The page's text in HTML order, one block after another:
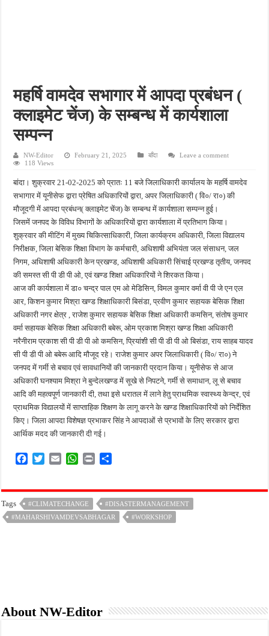
मनगढ़ दर्शन को जा रहे श्रद्धालुओं से भरी पिकअप पेड़ से टकराकर पलटी, 29 घायल सात घायलों
महर्षि वामदेव सभागार में आपदा प्रबंधन (
क्लाइमेट चेंज) के सम्बन्ध में कार्यशाला
सम्पन्न
NW-Editor February 21, 2025 बाँदा
Leave a comment
118 Views
बांदा। शुक्रवार 21-02-2025 को प्रातः 11 बजे जिलाधिकारी कार्यालय के महर्षि वामदेव
सभागार में यूनीसेफ द्वारा प्रेषित अधिकारियों द्वारा, अपर जिलाधिकारी ( वि०/ रा०) की
मौजूदगी में आपदा प्रबंधन( क्लाइमेट चेंज) के सम्बन्ध में कार्यशाला सम्पन्न हुई।
जिसमें जनपद के विविध विभागों के अधिकारियों द्वारा कार्यशाला में प्रतिभाग किया।
शुक्रवार की मीटिंग में मुख्य चिकित्साधिकारी, जिला कार्यक्रम अधिकारी, जिला विद्यालय
निरीक्षक, जिला बेसिक शिक्षा विभाग के कर्मचारी, अधिशाषी अभियंता जल संसाधन, जल
निगम, अधिशाषी अधिकारी केन प्रखण्ड, अधिशाषी अधिकारी सिंचाई प्रखण्ड तृतीय, जनपद
की समस्त सी पी डी पी ओ, एवं खण्ड शिक्षा अधिकारियों ने शिरकत किया।
आज की कार्यशाला में डा० चन्द्र पाल एम ओ मेडिसिन, विमल कुमार वर्मा वी पी जे एन एल
आर, किशन कुमार मिश्रा खण्ड शिक्षाधिकारी बिसंडा, प्रवीण कुमार सहायक बेसिक शिक्षा
अधिकारी नगर क्षेत्र , राजेश कुमार सहायक बेसिक शिक्षा अधिकारी कमसिन, संतोष कुमार
वर्मा सहायक बेसिक शिक्षा अधिकारी बबेरू, ओम प्रकाश मिश्रा खण्ड शिक्षा अधिकारी
नरैनीराम प्रकाश सी पी डी पी ओ कमसिन, प्रियांशी सी पी डी पी ओ बिसंडा, राय साहब यादव
सी पी डी पी ओ बबेरू आदि मौजूद रहे। राजेश कुमार अपर जिलाधिकारी ( वि०/ रा०) ने
जनपद में गर्मी से बचाव एवं सावधानियों की जानकारी प्रदान किया। यूनीसेफ से आज
अधिकारी घनश्याम मिश्रा ने बुन्देलखण्ड में सूखे से निपटने, गर्मी से समाधान, लू से बचाव
आदि की महत्वपूर्ण जानकारी दी, तथा इसे धरातल में लाने हेतु प्राथमिक स्वास्थ्य केन्द्र, एवं
प्राथमिक विद्यालयों में साप्ताहिक शिक्षण के लागू करने के खण्ड शिक्षाधिकारियों को निर्देशित
किए। जिला आपदा विशेषज्ञ प्रभाकर सिंह ने आपदाओं से प्रभावों के लिए सरकार द्वारा
आर्थिक मदद की जानकारी दी गई।
e
b
o
t
t
e
i
l
W
t
s
A
n
t
r
e
Tags #CLIMATECHANGE
#DISASTERMANAGEMENT
#MAHARSHIVAMDEVSABHAGAR
#WORKSHOP
About NW-Editor